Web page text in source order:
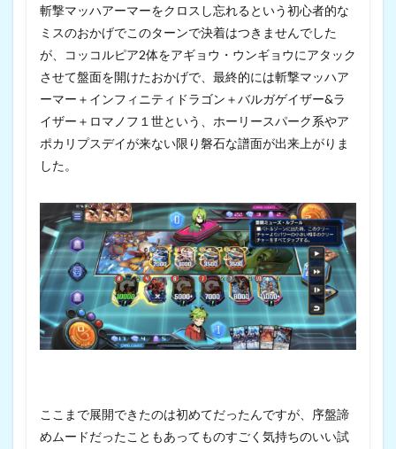
斬撃マッハアーマーをクロスし忘れるという初心者的な
ミスのおかげでこのターンで決着はつきませんでした
が、コッコルピア2体をアギョウ・ウンギョウにアタック
させて盤面を開けたおかげで、最終的には斬撃マッハア
ーマー＋インフィニティドラゴン＋バルガゲイザー&ラ
イザー＋ロマノフ１世という、ホーリースパーク系やア
ポカリプスデイが来ない限り磐石な譜面が出来上がりま
した。
ここまで展開できたのは初めてだったんですが、序盤諦
めムードだったこともあってものすごく気持ちのいい試